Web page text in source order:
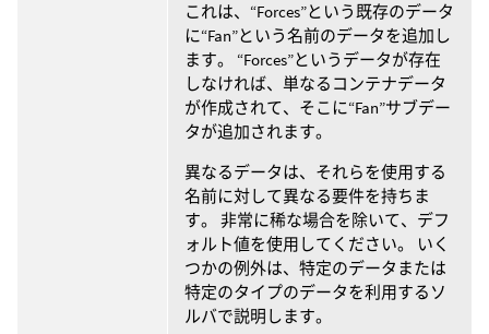
これは、“Forces”という既存のデータ
に“Fan”という名前のデータを追加し
ます。 “Forces”というデータが存在
しなければ、単なるコンテナデータ
が作成されて、そこに“Fan”サブデー
タが追加されます。
異なるデータは、それらを使用する
名前に対して異なる要件を持ちま
す。 非常に稀な場合を除いて、デフ
ォルト値を使用してください。 いく
つかの例外は、特定のデータまたは
特定のタイプのデータを利用するソ
ルバで説明します。